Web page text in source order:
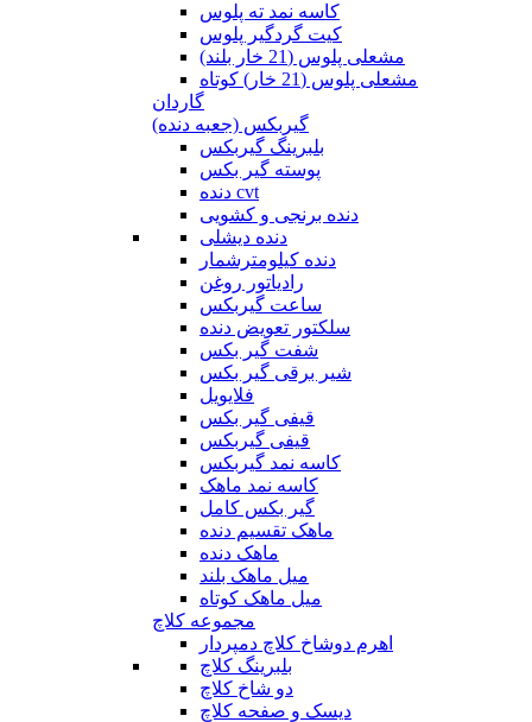
کاسه نمد ته پلوس
کیت گردگیر پلوس
مشعلی پلوس (21 خار بلند)
مشعلی پلوس (21 خار) کوتاه
گاردان
گیربکس (جعبه دنده)
بلبرینگ گیربکس
پوسته گیر بکس
دنده cvt
دنده برنجی و کشویی
دنده دیشلی
دنده کیلومترشمار
رادیاتور روغن
ساعت گیربکس
سلکتور تعویض دنده
شفت گیر بکس
شیر برقی گیر بکس
فلایویل
قیفی گیر بکس
قیفی گیربکس
کاسه نمد گیربکس
کاسه نمد ماهک
گیر بکس کامل
ماهک تقسیم دنده
ماهک دنده
میل ماهک بلند
میل ماهک کوتاه
مجموعه کلاچ
اهرم دوشاخ کلاچ دمپردار
بلبرینگ کلاچ
دو شاخ کلاچ
دیسک و صفحه کلاچ